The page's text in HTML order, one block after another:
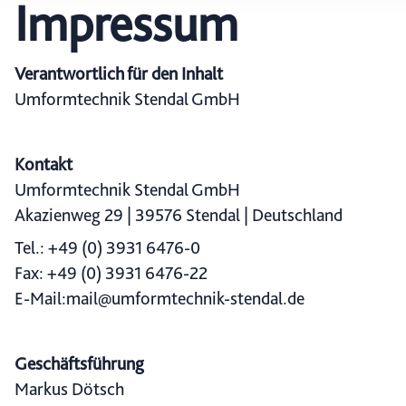
Impressum
Verantwortlich für den Inhalt
Umformtechnik Stendal GmbH
Kontakt
Umformtechnik Stendal GmbH
Akazienweg 29 | 39576 Stendal | Deutschland
Tel.: +49 (0) 3931 6476-0
Fax: +49 (0) 3931 6476-22
E-Mail:mail@umformtechnik-stendal.de
Geschäftsführung
Markus Dötsch